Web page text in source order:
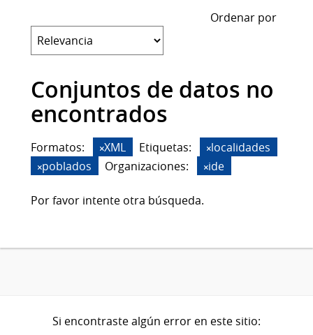
Ordenar por
Conjuntos de datos no
encontrados
Formatos: XML Etiquetas:
localidades
poblados
Organizaciones: ide
Por favor intente otra búsqueda.
Si encontraste algún error en este sitio: